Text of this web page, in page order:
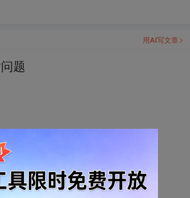
题
，路径:System.String
用AI写文章